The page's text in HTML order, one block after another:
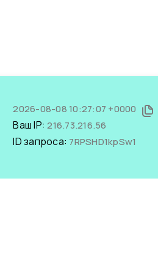
2026-08-08 10:27:07 +0000
Ваш IP:216.73.216.56
ID запроса: 7RPSHD1kpSw1